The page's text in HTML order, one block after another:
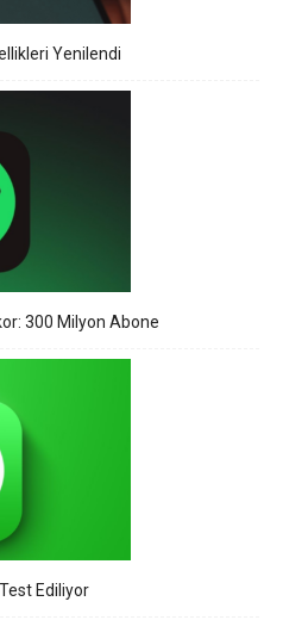
Yenilendi
300 Milyon Abone
Ediliyor